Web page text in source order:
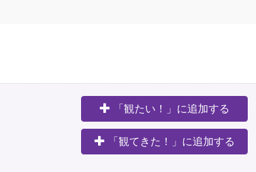
「観たい！」に追加する
「観てきた！」に追加する